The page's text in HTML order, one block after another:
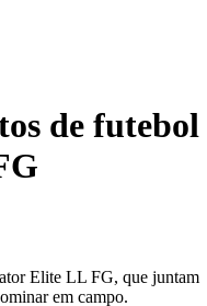
de futebol
Elite LL FG, que juntam
em campo.